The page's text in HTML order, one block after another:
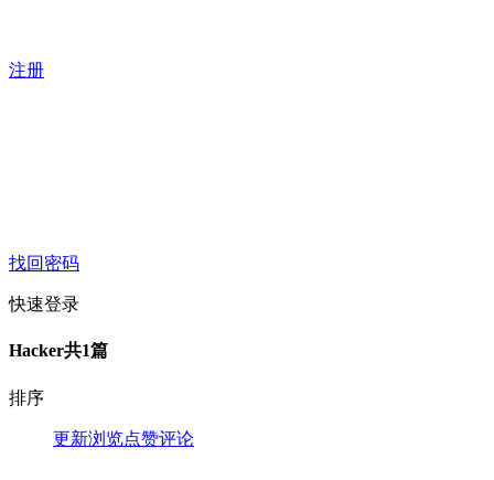
注册
找回密码
快速登录
Hacker共1篇
排序
更新浏览点赞评论